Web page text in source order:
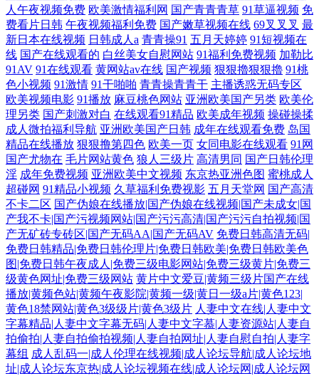
人午夜视频免费 欧美激情福利网 国产青青青草 91草逼视频 免
费看片日韩 午夜视频福利免费 国产嫩草视频在线 69叉叉叉 最
新日本在线视频 日韩成人a 青青操91 五月天婷婷 91短视频在
线 国产在线观看的 白丝美女自慰网站 91福利免费视频 加勒比
91AV 91在线观看 黄网站av在线 国产视频 狠狠擼狠狠擼 91桃
色小视频 91激情 91干啪啪 青青操青青干 主播诱惑无码专区
欧美视频电影 91播放 麻豆桃色网站 亚洲欧美国产另类 欧美伦
理另类 国产刺激对白 在线观看91精品 欧美成年视频 操碰操揉
成人微拍福利导航 亚洲欧美国产日韩 成年在线观看免费 岛国
精品在线播放 狠狠撸第四色 欧美一页 女同电影在线观看 91网
国产尤物在 毛片网站黄色 狼人三级片 高清男同 国产日韩伦理
淫 成年免费视频 亚洲欧美中文视频 东京热亚洲色图 蜜桃成人
超碰网 91精品小视频 久草福利免费视影 五月天堂网 国产高清
不卡二区 国产伪娘在线播放|国产伪娘在线视频|国产未成女|国
产我不卡|国产污视频网站|国产污污高清|国产污污自拍视频|国
产无矿砖专砖区|国产无码AA|国产无码AV 免费日韩高清无码|
免费日韩精品|免费日韩伦理片|免费日韩欧美|免费日韩欧美色
图|免费日韩午夜成人|免费三级电影网站|免费三级黄片|免费三
级黄色网址|免费三级网站 黄片中文爱豆|黄频三级片国产在线
播放|黄频色站|黄频午夜影院|黄频一级|黄日一级a片|黄色123|
黄色18禁网站|黄色3级级片|黄色3级片 人妻中文在线|人妻中文
字幕精品|人妻中文字幕无码|人妻中文字慕|人妻资源站|人妻自
拍偷拍|人妻自拍偷拍视频|人妻自拍网址|人妻自慰自拍|人妻字
幕组 成人乱码一|成人伦理在线视频|成人论坛导航|成人论坛地
址|成人论坛东京热|成人论坛视频在线|成人论坛网|成人论坛网